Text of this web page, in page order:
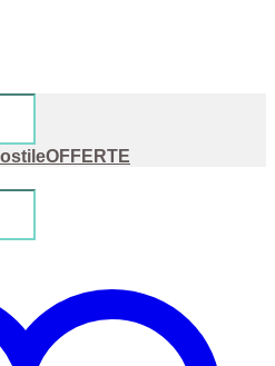
OFFERTE